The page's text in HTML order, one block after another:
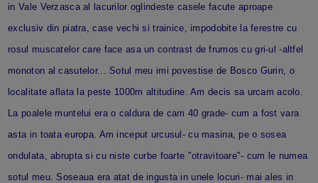
in Vale Verzasca al lacurilor oglindeste casele facute aproape
exclusiv din piatra, case vechi si trainice, impodobite la ferestre cu
rosul muscatelor care face asa un contrast de frumos cu gri-ul -altfel
monoton al casutelor... Sotul meu imi povestise de Bosco Gurin, o
localitate aflata la peste 1000m altitudine. Am decis sa urcam acolo.
La poalele muntelui era o caldura de cam 40 grade- cum a fost vara
asta in toata europa. Am inceput urcusul- cu masina, pe o sosea
ondulata, abrupta si cu niste curbe foarte "otravitoare"- cum le numea
sotul meu. Soseaua era atat de ingusta in unele locuri- mai ales in